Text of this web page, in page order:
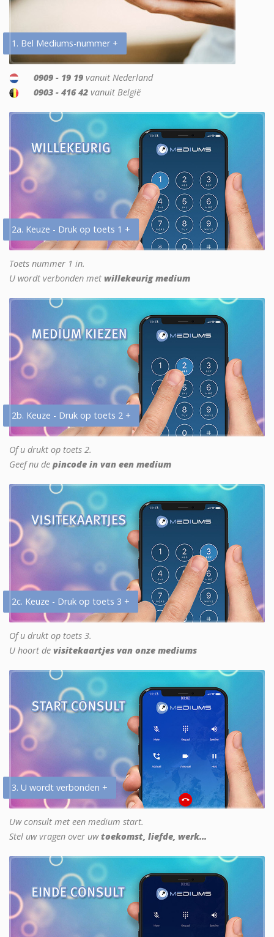
1. Bel Mediums-nummer +
0909 - 19 19 vanuit Nederland
0903 - 416 42 vanuit België
2a. Keuze - Druk op toets 1 +
Toets nummer 1 in.
U wordt verbonden met willekeurig medium
2b. Keuze - Druk op toets 2 +
Of u drukt op toets 2.
Geef nu de pincode in van een medium
2c. Keuze - Druk op toets 3 +
Of u drukt op toets 3.
U hoort de visitekaartjes van onze mediums
3. U wordt verbonden +
Uw consult met een medium start.
Stel uw vragen over uwtoekomst, liefde, werk...